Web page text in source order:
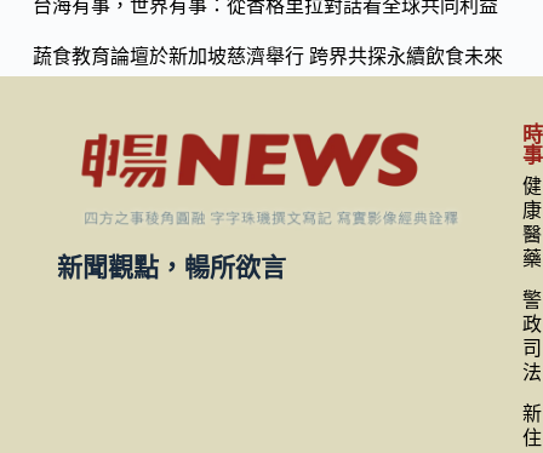
台海有事，世界有事：從香格里拉對話看全球共同利益
蔬食教育論壇於新加坡慈濟舉行 跨界共探永續飲食未來
新聞觀點，暢所欲言
時
事
健
康
醫
藥
警
政
司
法
新
住